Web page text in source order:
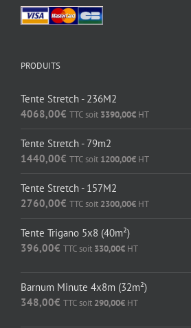
PRODUITS
Tente Stretch - 236M2
4068,00€ TTC soit 3390,00€ HT
Tente Stretch - 79m2
1440,00€ TTC soit 1200,00€ HT
Tente Stretch - 157M2
2760,00€ TTC soit 2300,00€ HT
Tente Trigano 5x8 (40m²)
396,00€ TTC soit 330,00€ HT
Barnum Minute 4x8m (32m²)
348,00€ TTC soit 290,00€ HT